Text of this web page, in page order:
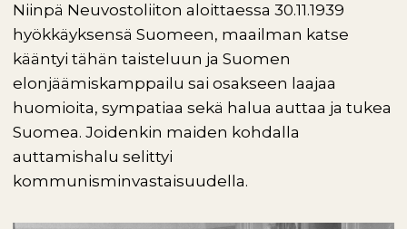
Niinpä Neuvostoliiton aloittaessa 30.11.1939
hyökkäyksensä Suomeen, maailman katse
kääntyi tähän taisteluun ja Suomen
elonjäämiskamppailu sai osakseen laajaa
huomioita, sympatiaa sekä halua auttaa ja tukea
Suomea. Joidenkin maiden kohdalla
auttamishalu selittyi
kommunisminvastaisuudella.